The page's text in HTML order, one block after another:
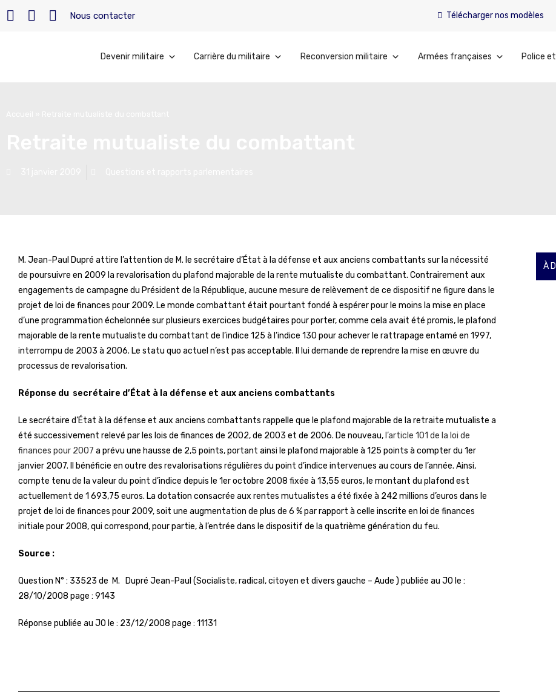
Nous contacter Télécharger nos modèles
Devenir militaire Carrière du militaire Reconversion militaire Armées françaises Police
M. Jean-Paul Dupré attire l’attention de M. le secrétaire d’État à la défense et aux anciens combattants sur la nécessité
de poursuivre en 2009 la revalorisation du plafond majorable de la rente mutualiste du combattant. Contrairement aux
engagements de campagne du Président de la République, aucune mesure de relèvement de ce dispositif ne figure dans le
projet de loi de finances pour 2009. Le monde combattant était pourtant fondé à espérer pour le moins la mise en place
d’une programmation échelonnée sur plusieurs exercices budgétaires pour porter, comme cela avait été promis, le plafond
majorable de la rente mutualiste du combattant de l’indice 125 à l’indice 130 pour achever le rattrapage entamé en 1997,
interrompu de 2003 à 2006. Le statu quo actuel n’est pas acceptable. Il lui demande de reprendre la mise en œuvre du
processus de revalorisation.
Réponse du secrétaire d’État à la défense et aux anciens combattants
Le secrétaire d’État à la défense et aux anciens combattants rappelle que le plafond majorable de la retraite mutualiste a
été successivement relevé par les lois de finances de 2002, de 2003 et de 2006. De nouveau, l’article 101 de la loi de
finances pour 2007 a prévu une hausse de 2,5 points, portant ainsi le plafond majorable à 125 points à compter du 1er
janvier 2007. Il bénéficie en outre des revalorisations régulières du point d’indice intervenues au cours de l’année. Ainsi,
compte tenu de la valeur du point d’indice depuis le 1er octobre 2008 fixée à 13,55 euros, le montant du plafond est
actuellement de 1 693,75 euros. La dotation consacrée aux rentes mutualistes a été fixée à 242 millions d’euros dans le
projet de loi de finances pour 2009, soit une augmentation de plus de 6 % par rapport à celle inscrite en loi de finances
initiale pour 2008, qui correspond, pour partie, à l’entrée dans le dispositif de la quatrième génération du feu.
Source :
Question N° : 33523 de M. Dupré Jean-Paul (Socialiste, radical, citoyen et divers gauche – Aude ) publiée au JO le :
28/10/2008 page : 9143
Réponse publiée au JO le : 23/12/2008 page : 11131
À